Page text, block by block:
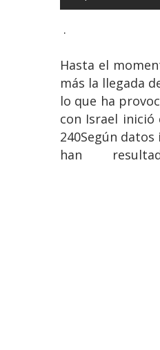
.
Hasta el
más la llegada
lo que ha
con Israel
240Según
han